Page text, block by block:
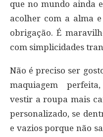
que no mundo ainda
acolher com a alma
obrigação. É
com simplicidades
Não é preciso ser
maquiagem
vestir a roupa mais
personalizado, se
e vazios porque não